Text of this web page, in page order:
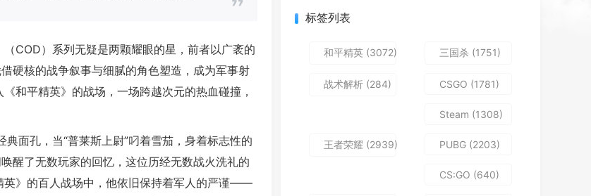
COD）系列无疑是两颗耀眼的星，前者以广袤的
硬核的战争叙事与细腻的角色塑造，成为军事射
和平精英》的战场，一场跨越次元的热血碰撞，
面孔，当“普莱斯上尉”叼着雪茄，身着标志性的
醒了无数玩家的回忆，这位历经无数战火洗礼的
英》的百人战场中，他依旧保持着军人的严谨——
标签列表
和平精英 (3072) 三国杀 (1751)
战术解析 (284) CSGO (1781)
Steam (1308)
王者荣耀 (2939) PUBG (2203)
CS:GO (640)